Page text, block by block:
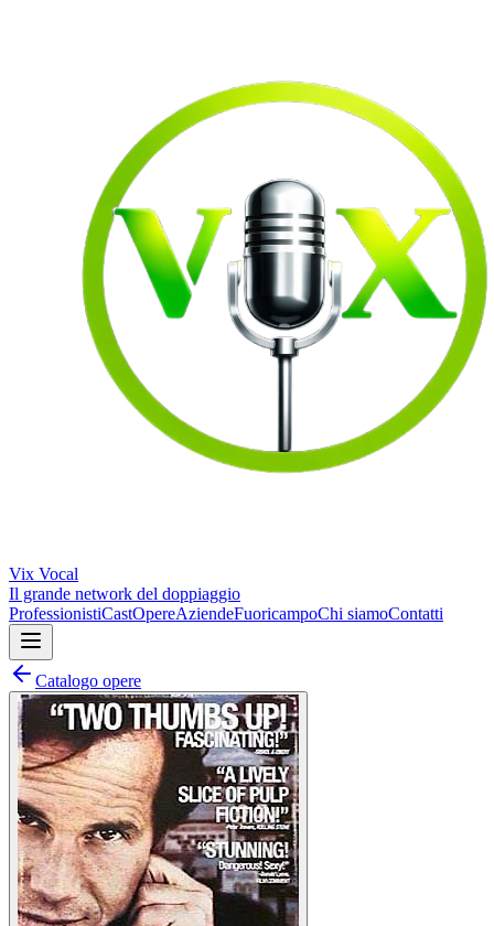
Vix Vocal
Il grande network del doppiaggio
ProfessionistiCastOpereAziendeFuoricampoChi siamoContatti
Catalogo opere